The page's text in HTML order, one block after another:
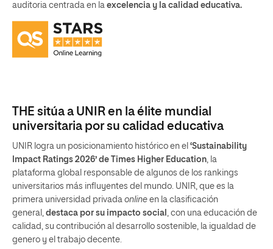
auditoria centrada en la excelencia y la calidad educativa.
THE sitúa a UNIR en la élite mundial
universitaria por su calidad educativa
UNIR logra un posicionamiento histórico en el ‘Sustainability
Impact Ratings 2026’ de Times Higher Education, la
plataforma global responsable de algunos de los rankings
universitarios más influyentes del mundo. UNIR, que es la
primera universidad privada online en la clasificación
general, destaca por su impacto social , con una educación de
calidad, su contribución al desarrollo sostenible, la igualdad de
genero y el trabajo decente.